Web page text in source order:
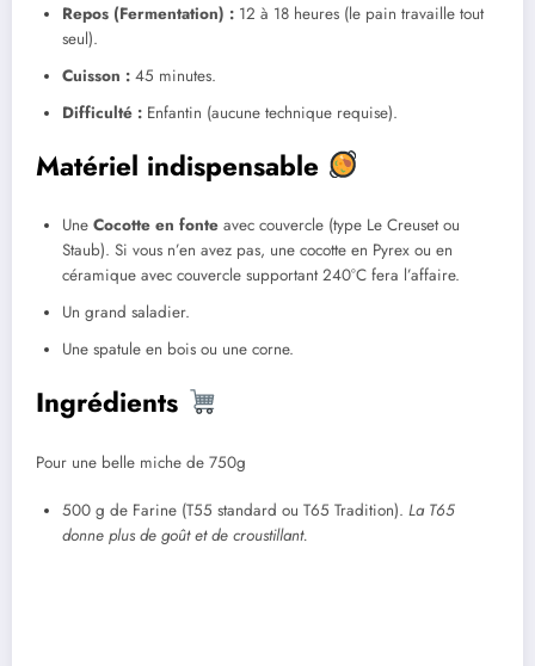
Repos (Fermentation) : 12 à 18 heures (le pain travaille tout
seul).
Cuisson : 45 minutes.
Difficulté : Enfantin (aucune technique requise).
Matériel indispensable
Une Cocotte en fonte avec couvercle (type Le Creuset ou
Staub). Si vous n’en avez pas, une cocotte en Pyrex ou en
céramique avec couvercle supportant 240°C fera l’affaire.
Un grand saladier.
Une spatule en bois ou une corne.
Ingrédients
Pour une belle miche de 750g
500 g de Farine (T55 standard ou T65 Tradition). La T65
donne plus de goût et de croustillant.